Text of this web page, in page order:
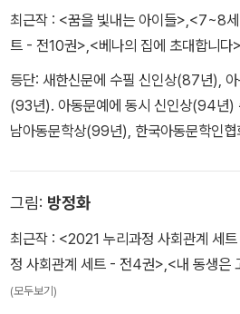
최근작 : <꿈을 빛내는 아이들>,<7~8세
트 - 전10권>,<베나의 집에 초대합니다>
등단: 새한신문에 수필 신인상(87년),
(93년). 아동문예에 동시 신인상(94년)
남아동문학상(99년), 한국아동문학인
대학원 아동문학과 강사 상담사 자격증:
상담심리사. 청소년전문상담사, 문학심
인심리상담사, 노인두뇌훈련지도사 등 다
등 25권 출간. 교육타임스 사 〈교육과 사
그림: 방정화
최근작 : <2021 누리과정 사회관계 세
정 사회관계 세트 - 전4권>,<내 동생은
(모두보기)